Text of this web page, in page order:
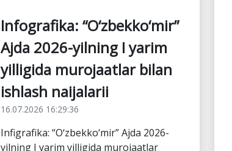
Infografika: “O‘zbekko‘mir”
Ajda 2026-yilning I yarim
yilligida murojaatlar bilan
ishlash naijalarii
16.07.2026 16:29:36
Infigrafika: “O‘zbekko‘mir” Ajda 2026-
yilning I yarim yilligida murojaatlar